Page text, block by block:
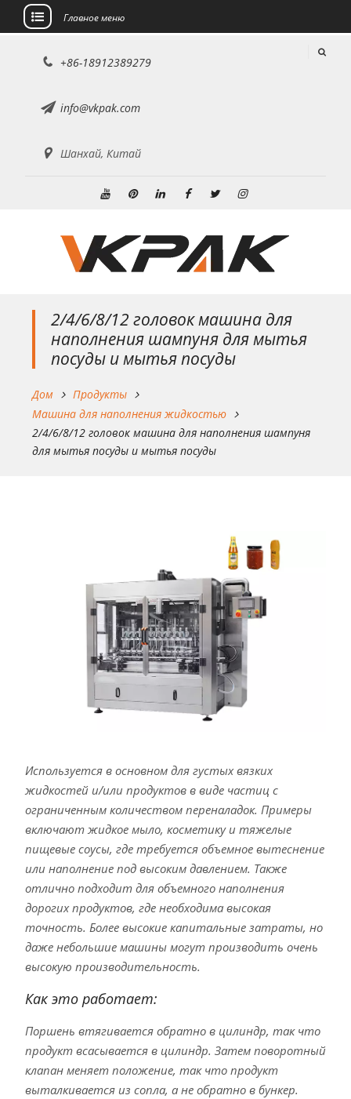
Главное меню
+86-18912389279
info@vkpak.com
Шанхай, Китай
2/4/6/8/12 головок машина для
наполнения шампуня для мытья
посуды и мытья посуды
Дом
Продукты
Машина для наполнения жидкостью
2/4/6/8/12 головок машина для наполнения шампуня
для мытья посуды и мытья посуды
Используется в основном для густых вязких
жидкостей и/или продуктов в виде частиц с
ограниченным количеством переналадок. Примеры
включают жидкое мыло, косметику и тяжелые
пищевые соусы, где требуется объемное вытеснение
или наполнение под высоким давлением. Также
отлично подходит для объемного наполнения
дорогих продуктов, где необходима высокая
точность. Более высокие капитальные затраты, но
даже небольшие машины могут производить очень
высокую производительность.
Как это работает:
Поршень втягивается обратно в цилиндр, так что
продукт всасывается в цилиндр. Затем поворотный
клапан меняет положение, так что продукт
выталкивается из сопла, а не обратно в бункер.